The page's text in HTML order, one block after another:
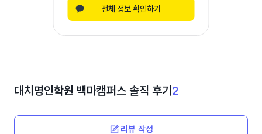
전체 정보 확인하기
대치명인학원 백마캠퍼스 솔직 후기 2
리뷰 작성